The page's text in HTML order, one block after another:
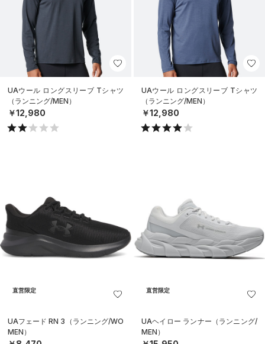
UAウール ロングスリーブ Tシャツ
（ランニング/MEN）
￥12,980
UAウール ロングスリーブ Tシャツ
（ランニング/MEN）
￥12,980
直営限定
UAフェード RN 3（ランニング/WO
MEN）
直営限定
UAヘイロー ランナー（ランニング/
MEN）